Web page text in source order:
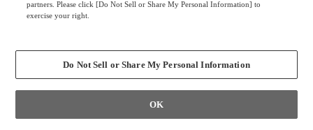
システム会議テーブル ティースキル
小型会議テーブル
ユニティ
ブレスタ
フレッシ
アクティアフェロー
partners. Please click [Do Not Sell or Share My Personal Information] to
exercise your right.
Do Not Sell or Share My Personal Information
OK